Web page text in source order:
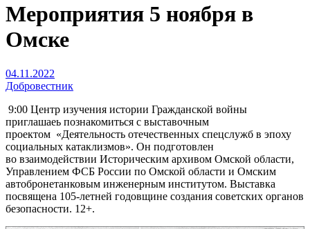
Мероприятия 5 ноября в
Омске
04.11.2022
Добровестник
9:00 Центр изучения истории Гражданской войны
приглашаеь познакомиться с выставочным
проектом «Деятельность отечественных спецслужб в эпоху
социальных катаклизмов». Он подготовлен
во взаимодействии Историческим архивом Омской области,
Управлением ФСБ России по Омской области и Омским
автобронетанковым инженерным институтом. Выставка
посвящена 105-летней годовщине создания советских органов
безопасности. 12+.